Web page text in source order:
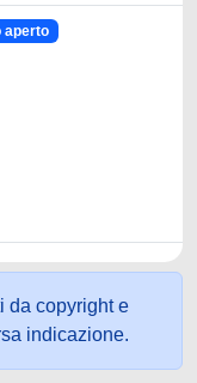
aperto
da copyright e
indicazione.